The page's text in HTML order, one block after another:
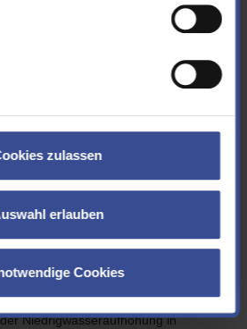
zulassen
erlauben
Cookies
in den Sommermonaten am Pegel
auf 3 m³/s zu Verschlechterungen
noch einmal kalibriert. Nach der
auch die Betriebspläne an den
in 2024 gestellt. Er enthält die
die sich seit 2022 schon bewährt
Niedrigwasseraufhöhung in